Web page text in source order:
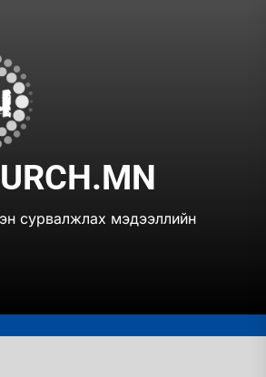
сурвалжлах мэдээллийн